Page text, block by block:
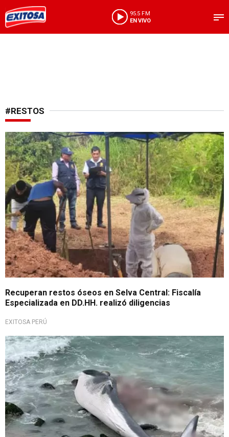
95.5 FM
EN VIVO
#RESTOS
Fallecidos en 1990
Recuperan restos óseos en Selva Central: Fiscalía
Especializada en DD.HH. realizó diligencias
EXITOSA PERÚ
Caso de ballena muerta